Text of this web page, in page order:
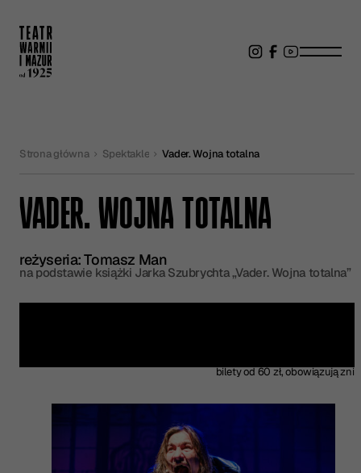
Strona główna Spektakle Vader. Wojna totalna
VADER. WOJNA TOTALNA
reżyseria: Tomasz Man
na podstawie książki Jarka Szubrychta „Vader. Wojna totalna”
bilety od 60 zł, obowiązują